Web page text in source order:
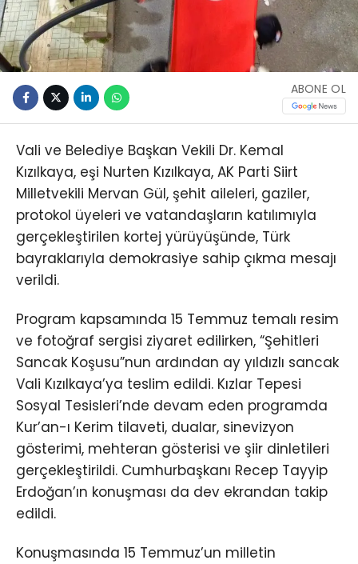
ABONE OL
Vali ve Belediye Başkan Vekili Dr. Kemal
Kızılkaya, eşi Nurten Kızılkaya, AK Parti Siirt
Milletvekili Mervan Gül, şehit aileleri, gaziler,
protokol üyeleri ve vatandaşların katılımıyla
gerçekleştirilen kortej yürüyüşünde, Türk
bayraklarıyla demokrasiye sahip çıkma mesajı
verildi.
Program kapsamında 15 Temmuz temalı resim
ve fotoğraf sergisi ziyaret edilirken, “Şehitleri
Sancak Koşusu”nun ardından ay yıldızlı sancak
Vali Kızılkaya’ya teslim edildi. Kızlar Tepesi
Sosyal Tesisleri’nde devam eden programda
Kur’an-ı Kerim tilaveti, dualar, sinevizyon
gösterimi, mehteran gösterisi ve şiir dinletileri
gerçekleştirildi. Cumhurbaşkanı Recep Tayyip
Erdoğan’ın konuşması da dev ekrandan takip
edildi.
Konuşmasında 15 Temmuz’un milletin